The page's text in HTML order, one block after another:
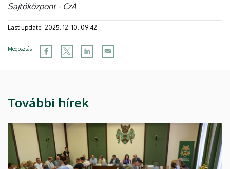
Sajtóközpont - CzA
Last update: 2025. 12. 10. 09:42
Megosztás
További hírek